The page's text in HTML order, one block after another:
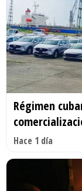
Régimen
Hace 1 día